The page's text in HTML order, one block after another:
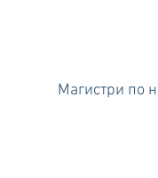
Магистри по